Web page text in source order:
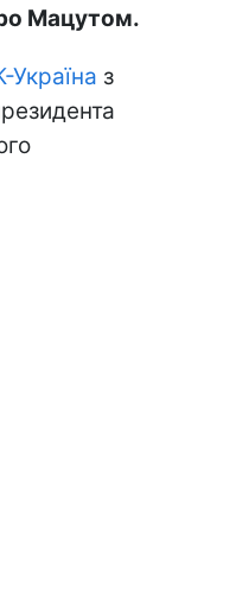
Мацутом.
Україна з